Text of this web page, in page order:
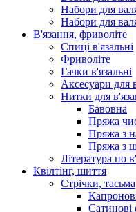
Набори для
Набори для
В'язання, фриволіте
Спиці в'язальні
Фриволіте
Гачки в'язальні
Аксесуари для
Нитки для
Бавовна
Пряжа
Пряжа з
Пряжа з
Література по
Квілтінг, шиття
Стрічки,
Сатинові